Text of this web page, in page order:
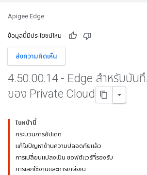
Apigee Edge
ข้อมูลนี้มีประโยชน์ไหม
ส่งความคิดเห็น
4.50.00.14 - Edge สำหรับบันทึ
ของ Private Cloud
ในหน้านี้
กระบวนการอัปเดต
แก้ไขปัญหาด้านความปลอดภัยแล้ว
การเปลี่ยนแปลงเป็น ซอฟต์แวร์ที่รองรับ
การเลิกใช้งานและการเกษียณ